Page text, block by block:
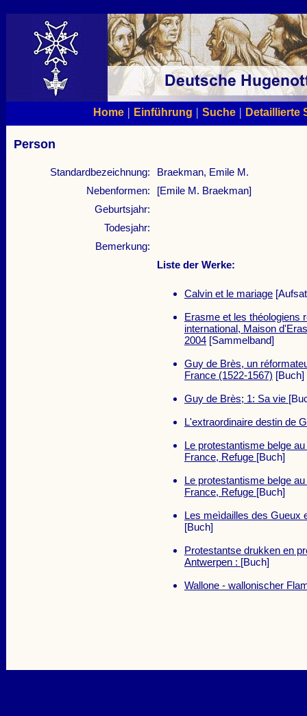
Home| Einführung | Suche| Detaillierte
Person
Standardbezeichnung:
Braekman, Emile M.
Nebenformen:
[Emile M. Braekman]
Geburtsjahr:
Todesjahr:
Bemerkung:
Liste der Werke:
Calvin et le mariage
Erasme et les théologiens
international, Maison
2004[Sammelband]
Guy de Brès, un
France (1522-1567) [Buch]
Guy de Brès; 1: Sa vie
L'extraordinaire destin de
Le protestantisme belge
France, Refuge [Buch]
Le protestantisme belge
France, Refuge [Buch]
Les meìdailles des Gueux
[Buch]
Protestantse drukken en
Antwerpen : [Buch]
Wallone - wallonischer